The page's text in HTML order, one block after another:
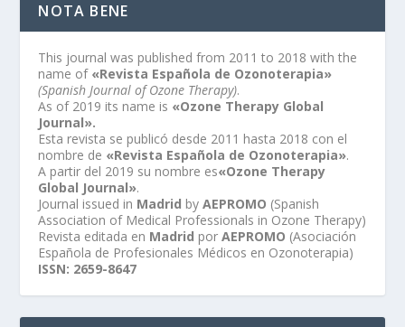
NOTA BENE
This journal was published from 2011 to 2018 with the
name of «Revista Española de Ozonoterapia»
(Spanish Journal of Ozone Therapy).
As of 2019 its name is «Ozone Therapy Global
Journal».
Esta revista se publicó desde 2011 hasta 2018 con el
nombre de «Revista Española de Ozonoterapia».
A partir del 2019 su nombre es«Ozone Therapy
Global Journal».
Journal issued in Madrid byAEPROMO (Spanish
Association of Medical Professionals in Ozone Therapy)
Revista editada en Madrid porAEPROMO (Asociación
Española de Profesionales Médicos en Ozonoterapia)
ISSN: 2659-8647